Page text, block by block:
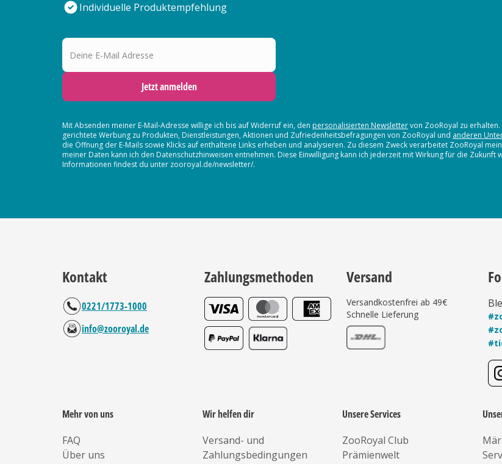
Individuelle Produktempfehlung
Deine E-Mail Adresse
Jetzt anmelden
Mit Absenden meiner E-Mail-Adresse willige ich bis auf Widerruf ein, den personalisierten Newslettervon ZooRoyal zu
gerichtete Werbung zu Produkten, Dienstleistungen, Aktionen und Zufriedenheitsbefragungen von ZooRoyal und anderen
die Öffnung der E-Mails sowie Klicks auf enthaltene Links erheben und analysieren. Zu diesem Zweck verarbeitet ZooRoyal
meiner Daten kann ich den Datenschutzhinweisen entnehmen. Diese Einwilligung kann ich jederzeit mit Wirkung für die
Informationen findest du unter zooroyal.de/newsletter/.
Kontakt
0221/1773-1000
info@zooroyal.de
Zahlungsmethoden Versand
Versandkostenfrei ab 49€
Schnelle Lieferung
Mehr von uns
FAQ
Über uns
Wir helfen dir
Versand- und
Zahlungsbedingungen
Unsere Services
ZooRoyal Club
Prämienwelt